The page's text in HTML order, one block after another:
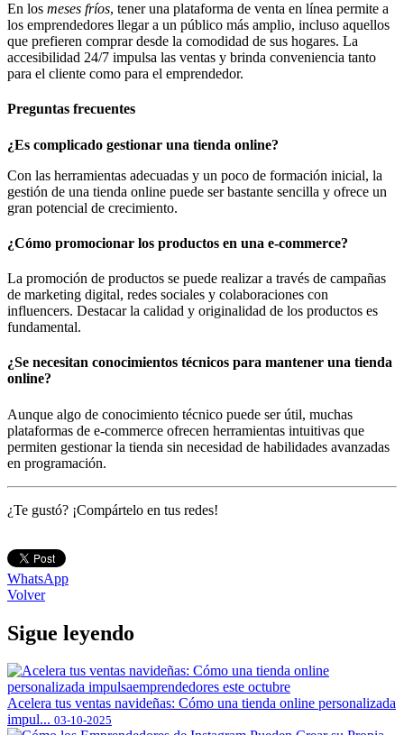
En los meses fríos, tener una plataforma de venta en línea permite a
los emprendedores llegar a un público más amplio, incluso aquellos
que prefieren comprar desde la comodidad de sus hogares. La
accesibilidad 24/7 impulsa las ventas y brinda conveniencia tanto
para el cliente como para el emprendedor.
Preguntas frecuentes
¿Es complicado gestionar una tienda online?
Con las herramientas adecuadas y un poco de formación inicial, la
gestión de una tienda online puede ser bastante sencilla y ofrece un
gran potencial de crecimiento.
¿Cómo promocionar los productos en una e-commerce?
La promoción de productos se puede realizar a través de campañas
de marketing digital, redes sociales y colaboraciones con
influencers. Destacar la calidad y originalidad de los productos es
fundamental.
¿Se necesitan conocimientos técnicos para mantener una tienda
online?
Aunque algo de conocimiento técnico puede ser útil, muchas
plataformas de e-commerce ofrecen herramientas intuitivas que
permiten gestionar la tienda sin necesidad de habilidades avanzadas
en programación.
¿Te gustó? ¡Compártelo en tus redes!
WhatsApp
Volver
Sigue leyendo
Acelera tus ventas navideñas: Cómo una tienda online personalizada
impul... 03-10-2025